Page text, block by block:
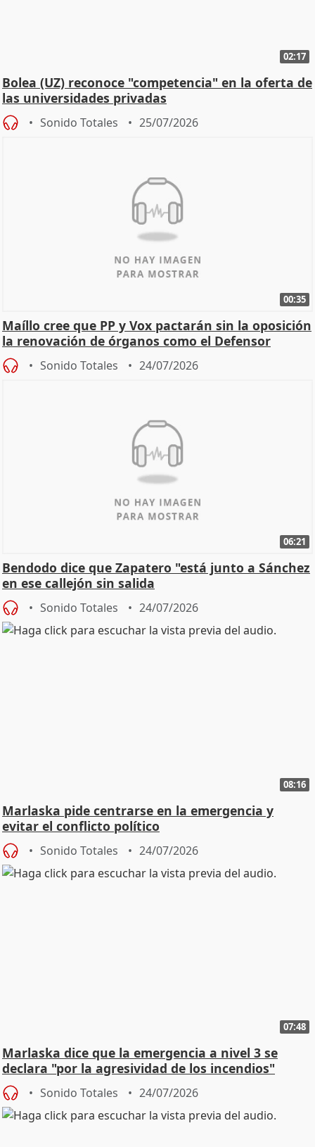
02:17
Bolea (UZ) reconoce "competencia" en la oferta de
las universidades privadas
Sonido Totales 25/07/2026
00:35
Maíllo cree que PP y Vox pactarán sin la oposición
la renovación de órganos como el Defensor
Sonido Totales 24/07/2026
06:21
Bendodo dice que Zapatero "está junto a Sánchez
en ese callejón sin salida
Sonido Totales 24/07/2026
08:16
Marlaska pide centrarse en la emergencia y
evitar el conflicto político
Sonido Totales 24/07/2026
07:48
Marlaska dice que la emergencia a nivel 3 se
declara "por la agresividad de los incendios"
Sonido Totales 24/07/2026